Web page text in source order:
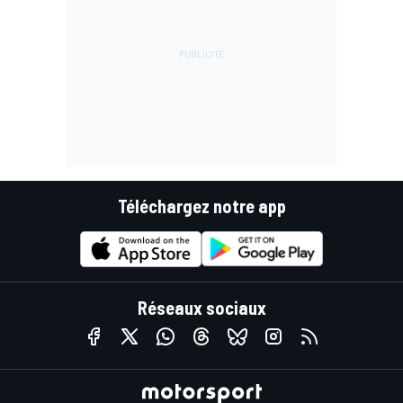
Téléchargez notre app
Réseaux sociaux